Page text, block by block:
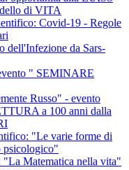
di VITA
Covid-19 - Regole
dell'Infezione da Sars-
" SEMINARE
Russo" - evento
a 100 anni dalla
"Le varie forme di
"La Matematica nella vita"